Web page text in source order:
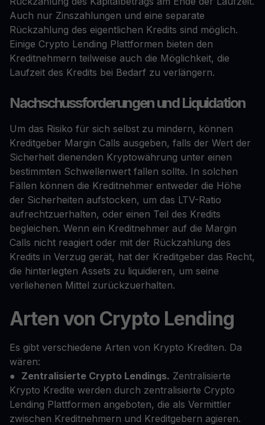
Auch nur Zinszahlungen und eine separate
Rückzahlung des eigentlichen Kredits sind möglich.
Einige Crypto Lending Plattformen bieten den
Kreditnehmern teilweise auch die Möglichkeit, die
Laufzeit des Kredits bei Bedarf zu verlängern.
Nachschussforderungen und Liquidation
Um das Risiko für sich selbst zu mindern, können
Kreditgeber Margin Calls ausgeben, falls der Wert der
Sicherheit dienenden Kryptowährung unter einen
bestimmten Schwellenwert fallen sollte. In solchen
Fällen können die Kreditnehmer entweder die Höhe
der Sicherheiten aufstocken, um das LTV-Ratio
aufrechtzuerhalten, oder einen Teil des Kredits
begleichen. Wenn ein Kreditnehmer auf die Margin
Calls nicht reagiert oder mit der Rückzahlung des
Kredits in Verzug gerät, hat der Kreditgeber das Recht,
die hinterlegten Assets zu liquidieren, um seine
verliehenen Mittel zurückzuerhalten.
Arten von Crypto Lending
Es gibt verschiedene Arten von Krypto Krediten. Da
wären:
● Zentralisierte Crypto Lendings. Zentralisierte
Krypto Kredite werden durch zentralisierte Crypto
Lending Plattformen angeboten, die als Vermittler
zwischen Kreditnehmern und Kreditgebern agieren.